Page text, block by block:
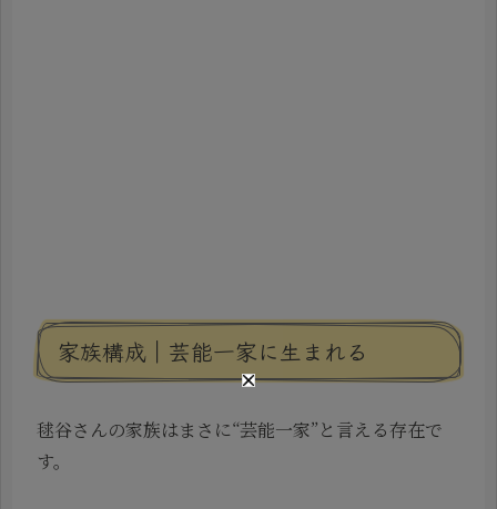
家族構成｜芸能一家に生まれる
毬谷さんの家族はまさに“芸能一家”と言える存在で
す。